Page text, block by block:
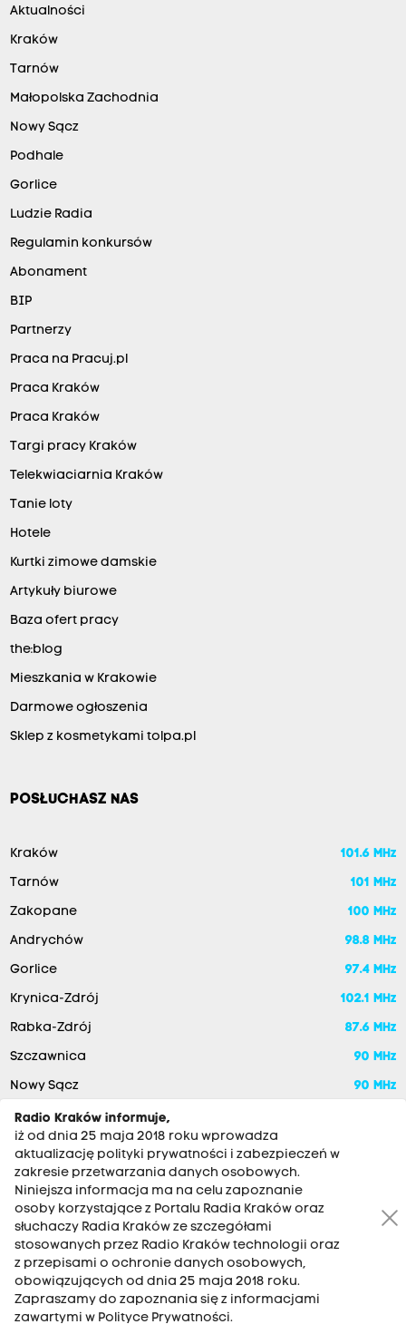
Aktualności
Kraków
Tarnów
Małopolska Zachodnia
Nowy Sącz
Podhale
Gorlice
Ludzie Radia
Regulamin konkursów
Abonament
BIP
Partnerzy
Praca na Pracuj.pl
Praca Kraków
Praca Kraków
Targi pracy Kraków
Telekwiaciarnia Kraków
Tanie loty
Hotele
Kurtki zimowe damskie
Artykuły biurowe
Baza ofert pracy
the:blog
Mieszkania w Krakowie
Darmowe ogłoszenia
Sklep z kosmetykami tolpa.pl
POSŁUCHASZ NAS
Kraków 101.6 MHz
Tarnów 101 MHz
Zakopane 100 MHz
Andrychów 98.8 MHz
Gorlice 97.4 MHz
Krynica-Zdrój 102.1 MHz
Rabka-Zdrój 87.6 MHz
Szczawnica 90 MHz
Nowy Sącz 90 MHz
RADIO KRAKÓW SA. Aleja Juliusza Słowackiego 22, 30-007
Kraków
Antena: 12 200 33 33
Radio Kraków informuje,
iż od dnia 25 maja 2018 roku wprowadza
aktualizację polityki prywatności i zabezpieczeń w
zakresie przetwarzania danych osobowych.
Niniejsza informacja ma na celu zapoznanie
osoby korzystające z Portalu Radia Kraków oraz
słuchaczy Radia Kraków ze szczegółami
stosowanych przez Radio Kraków technologii oraz
z przepisami o ochronie danych osobowych,
obowiązujących od dnia 25 maja 2018 roku.
Zapraszamy do zapoznania się z informacjami
zawartymi w Polityce Prywatności.